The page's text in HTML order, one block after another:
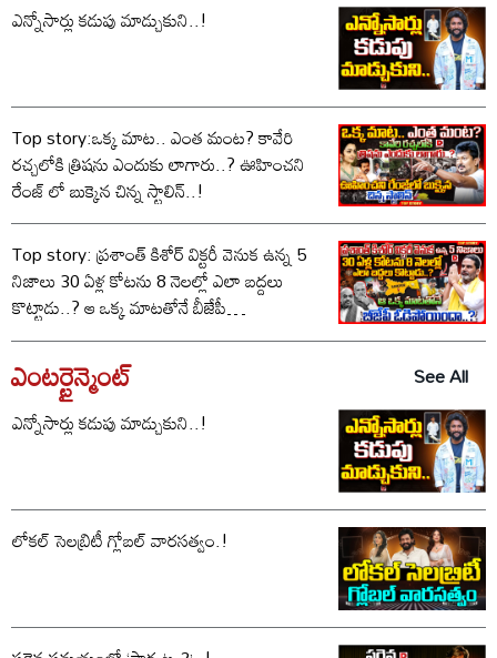
ఎన్నోసార్లు కడుపు మాడ్చుకుని..!
Top story:ఒక్క మాట.. ఎంత మంట? కావేరి
రచ్చలోకి త్రిషను ఎందుకు లాగారు..? ఊహించని
రేంజ్ లో బుక్కైన చిన్న స్టాలిన్..!
Top story: ప్రశాంత్ కిశోర్ విక్టరీ వెనుక ఉన్న 5
నిజాలు 30 ఏళ్ల కోటను 8 నెలల్లో ఎలా బద్దలు
కొట్టాడు..? ఆ ఒక్క మాటతోనే బీజేపీ
ఓడిపోయిందా..?
ఎంటర్టైన్మెంట్
See All
ఎన్నోసార్లు కడుపు మాడ్చుకుని..!
లోకల్ సెలబ్రిటీ గ్లోబల్ వారసత్వం.!